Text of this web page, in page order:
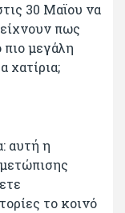
30 Μαϊου να
πως
πιο μεγάλη
χατίρια;
αυτή η
το κοινό